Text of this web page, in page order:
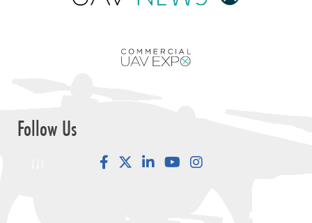
Follow Us
FacebookLinkedInYouTube